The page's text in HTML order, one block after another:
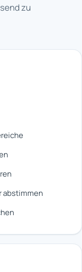
zu
abstimmen